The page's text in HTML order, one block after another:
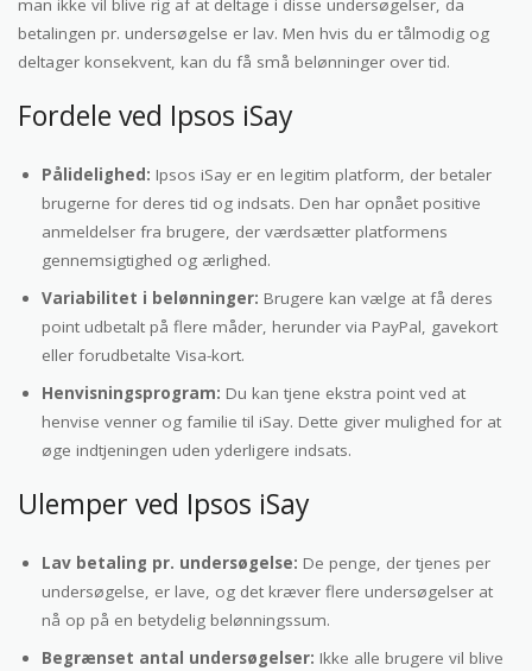
man ikke vil blive rig af at deltage i disse undersøgelser, da
betalingen pr. undersøgelse er lav. Men hvis du er tålmodig og
deltager konsekvent, kan du få små belønninger over tid.
Fordele ved Ipsos iSay
Pålidelighed: Ipsos iSay er en legitim platform, der betaler
brugerne for deres tid og indsats. Den har opnået positive
anmeldelser fra brugere, der værdsætter platformens
gennemsigtighed og ærlighed.
Variabilitet i belønninger: Brugere kan vælge at få deres
point udbetalt på flere måder, herunder via PayPal, gavekort
eller forudbetalte Visa-kort.
Henvisningsprogram: Du kan tjene ekstra point ved at
henvise venner og familie til iSay. Dette giver mulighed for at
øge indtjeningen uden yderligere indsats.
Ulemper ved Ipsos iSay
Lav betaling pr. undersøgelse: De penge, der tjenes per
undersøgelse, er lave, og det kræver flere undersøgelser at
nå op på en betydelig belønningssum.
Begrænset antal undersøgelser: Ikke alle brugere vil blive